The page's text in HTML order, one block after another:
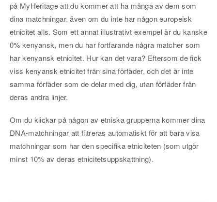
på MyHeritage att du kommer att ha många av dem som
dina matchningar, även om du inte har någon europeisk
etnicitet alls. Som ett annat illustrativt exempel är du kanske
0% kenyansk, men du har fortfarande några matcher som
har kenyansk etnicitet. Hur kan det vara? Eftersom de fick
viss kenyansk etnicitet från sina förfäder, och det är inte
samma förfäder som de delar med dig, utan förfäder från
deras andra linjer.
Om du klickar på någon av etniska grupperna kommer dina
DNA-matchningar att filtreras automatiskt för att bara visa
matchningar som har den specifika etniciteten (som utgör
minst 10% av deras etnicitetsuppskattning).